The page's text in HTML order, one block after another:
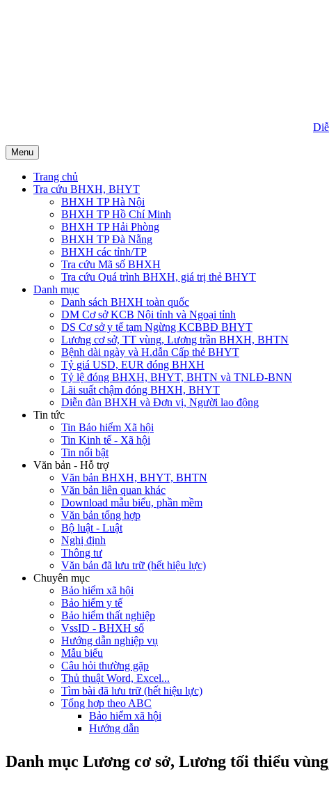
Menu
Trang chủ
Tra cứu BHXH, BHYT
BHXH TP Hà Nội
BHXH TP Hồ Chí Minh
BHXH TP Hải Phòng
BHXH TP Đà Nẵng
BHXH các tỉnh/TP
Tra cứu Mã số BHXH
Tra cứu Quá trình BHXH, giá trị thẻ BHYT
Danh mục
Danh sách BHXH toàn quốc
DM Cơ sở KCB Nội tỉnh và Ngoại tỉnh
DS Cơ sở y tế tạm Ngừng KCBBĐ BHYT
Lương cơ sở, TT vùng, Lương trần BHXH, BHTN
Bệnh dài ngày và H.dẫn Cấp thẻ BHYT
Tỷ giá USD, EUR đóng BHXH
Tỷ lệ đóng BHXH, BHYT, BHTN và TNLĐ-BNN
Lãi suất chậm đóng BHXH, BHYT
Diễn đàn BHXH và Đơn vị, Người lao động
Tin tức
Tin Bảo hiểm Xã hội
Tin Kinh tế - Xã hội
Tin nổi bật
Văn bản - Hỗ trợ
Văn bản BHXH, BHYT, BHTN
Văn bản liên quan khác
Download mẫu biểu, phần mềm
Văn bản tổng hợp
Bộ luật - Luật
Nghị định
Thông tư
Văn bản đã lưu trữ (hết hiệu lực)
Chuyên mục
Bảo hiểm xã hội
Bảo hiểm y tế
Bảo hiểm thất nghiệp
VssID - BHXH số
Hướng dẫn nghiệp vụ
Mẫu biểu
Câu hỏi thường gặp
Thủ thuật Word, Excel...
Tìm bài đã lưu trữ (hết hiệu lực)
Tổng hợp theo ABC
Bảo hiểm xã hội
Hướng dẫn
Danh mục Lương cơ sở, Lương tối thiểu